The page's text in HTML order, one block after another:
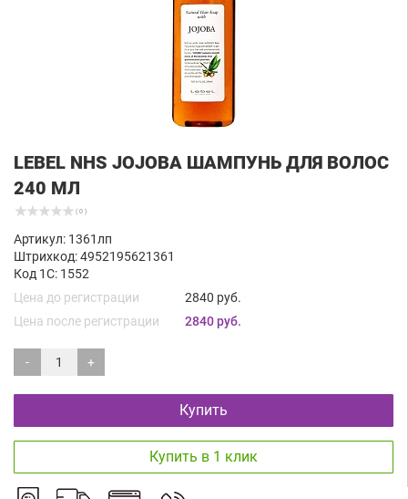
LEBEL NHS JOJOBA ШАМПУНЬ ДЛЯ ВОЛОС
240 МЛ
( 0 )
Артикул: 1361лп
Штрихкод: 4952195621361
Код 1С: 1552
Цена до регистрации
2840 руб.
Цена после регистрации
2840 руб.
- +
Купить
Купить в 1 клик